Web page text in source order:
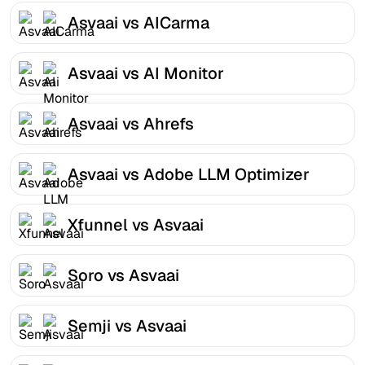
Asvaai vs AICarma
Asvaai vs AI Monitor
Asvaai vs Ahrefs
Asvaai vs Adobe LLM Optimizer
Xfunnel vs Asvaai
Soro vs Asvaai
Semji vs Asvaai